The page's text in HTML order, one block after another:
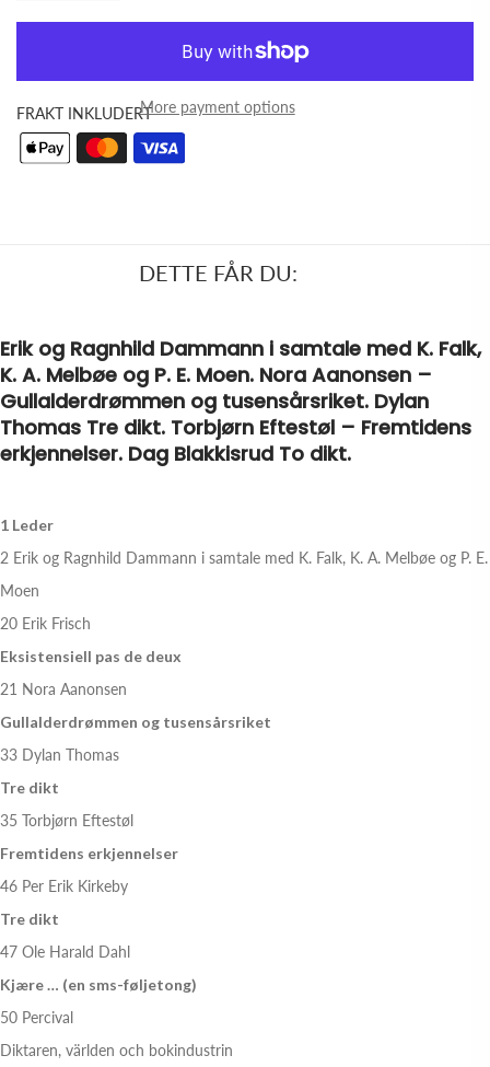
More payment options
FRAKT INKLUDERT
DETTE FÅR DU:
Erik og Ragnhild Dammann i samtale med K. Falk,
K. A. Melbøe og P. E. Moen. Nora Aanonsen –
Gullalderdrømmen og tusensårsriket. Dylan
Thomas Tre dikt. Torbjørn Eftestøl – Fremtidens
erkjennelser. Dag Blakkisrud To dikt.
1 Leder
2 Erik og Ragnhild Dammann i samtale med K. Falk, K. A. Melbøe og P. E.
Moen
20 Erik Frisch
Eksistensiell pas de deux
21 Nora Aanonsen
Gullalderdrømmen og tusensårsriket
33 Dylan Thomas
Tre dikt
35 Torbjørn Eftestøl
Fremtidens erkjennelser
46 Per Erik Kirkeby
Tre dikt
47 Ole Harald Dahl
Kjære … (en sms-føljetong)
50 Percival
Diktaren, världen och bokindustrin